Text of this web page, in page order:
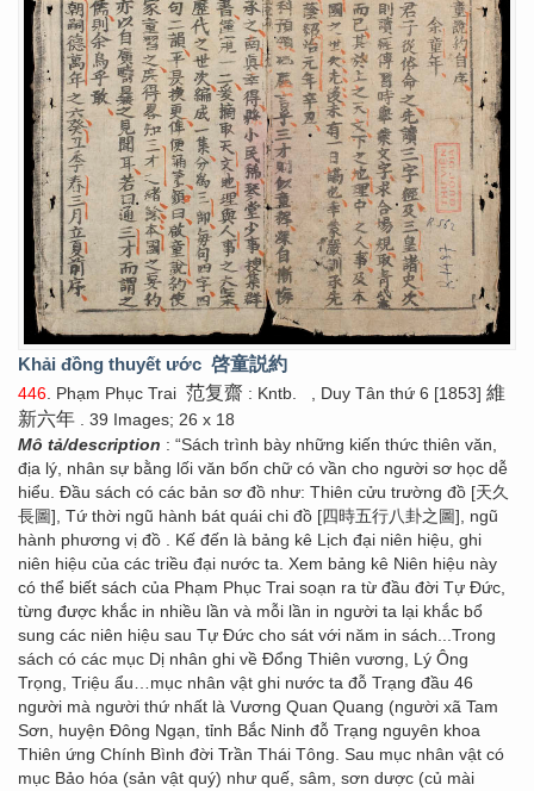
Khải đồng thuyết ước 啓童説約
446. Phạm Phục Trai 范复齋 : Kntb. , Duy Tân thứ 6 [1853] 維
新六年 . 39 Images; 26 x 18
Mô tả/description : “Sách trình bày những kiến thức thiên văn,
địa lý, nhân sự bằng lối văn bốn chữ có vần cho người sơ học dễ
hiểu. Đầu sách có các bản sơ đồ như: Thiên cửu trường đồ [天久
長圖], Tứ thời ngũ hành bát quái chi đồ [四時五行八卦之圖], ngũ
hành phương vị đồ . Kế đến là bảng kê Lịch đại niên hiệu, ghi
niên hiệu của các triều đại nước ta. Xem bảng kê Niên hiệu này
có thể biết sách của Phạm Phục Trai soạn ra từ đầu đời Tự Đức,
từng được khắc in nhiều lần và mỗi lần in người ta lại khắc bổ
sung các niên hiệu sau Tự Đức cho sát với năm in sách...Trong
sách có các mục Dị nhân ghi về Đổng Thiên vương, Lý Ông
Trọng, Triệu ẩu…mục nhân vật ghi nước ta đỗ Trạng đầu 46
người mà người thứ nhất là Vương Quan Quang (người xã Tam
Sơn, huyện Đông Ngạn, tỉnh Bắc Ninh đỗ Trạng nguyên khoa
Thiên ứng Chính Bình đời Trần Thái Tông. Sau mục nhân vật có
mục Bảo hóa (sản vật quý) như quế, sâm, sơn dược (củ mài